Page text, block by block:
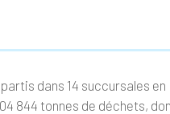
dans 14 succursales
844 tonnes de déchets,